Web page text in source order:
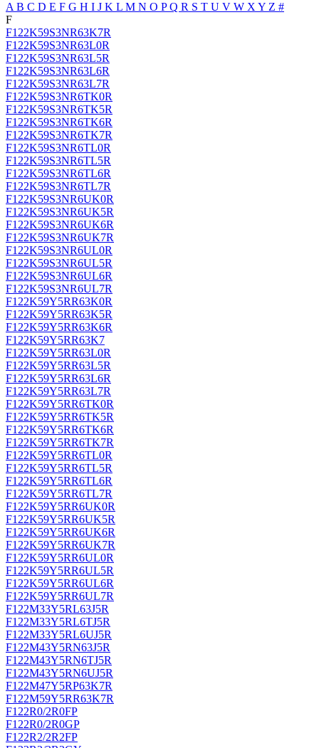
A B C D E F G H I J K L M N O PQ R S T U V W X Y Z #
F
F122K59S3NR63K7R
F122K59S3NR63L0R
F122K59S3NR63L5R
F122K59S3NR63L6R
F122K59S3NR63L7R
F122K59S3NR6TK0R
F122K59S3NR6TK5R
F122K59S3NR6TK6R
F122K59S3NR6TK7R
F122K59S3NR6TL0R
F122K59S3NR6TL5R
F122K59S3NR6TL6R
F122K59S3NR6TL7R
F122K59S3NR6UK0R
F122K59S3NR6UK5R
F122K59S3NR6UK6R
F122K59S3NR6UK7R
F122K59S3NR6UL0R
F122K59S3NR6UL5R
F122K59S3NR6UL6R
F122K59S3NR6UL7R
F122K59Y5RR63K0R
F122K59Y5RR63K5R
F122K59Y5RR63K6R
F122K59Y5RR63K7
F122K59Y5RR63L0R
F122K59Y5RR63L5R
F122K59Y5RR63L6R
F122K59Y5RR63L7R
F122K59Y5RR6TK0R
F122K59Y5RR6TK5R
F122K59Y5RR6TK6R
F122K59Y5RR6TK7R
F122K59Y5RR6TL0R
F122K59Y5RR6TL5R
F122K59Y5RR6TL6R
F122K59Y5RR6TL7R
F122K59Y5RR6UK0R
F122K59Y5RR6UK5R
F122K59Y5RR6UK6R
F122K59Y5RR6UK7R
F122K59Y5RR6UL0R
F122K59Y5RR6UL5R
F122K59Y5RR6UL6R
F122K59Y5RR6UL7R
F122M33Y5RL63J5R
F122M33Y5RL6TJ5R
F122M33Y5RL6UJ5R
F122M43Y5RN63J5R
F122M43Y5RN6TJ5R
F122M43Y5RN6UJ5R
F122M47Y5RP63K7R
F122M59Y5RR63K7R
F122R0/2R0FP
F122R0/2R0GP
F122R2/2R2FP